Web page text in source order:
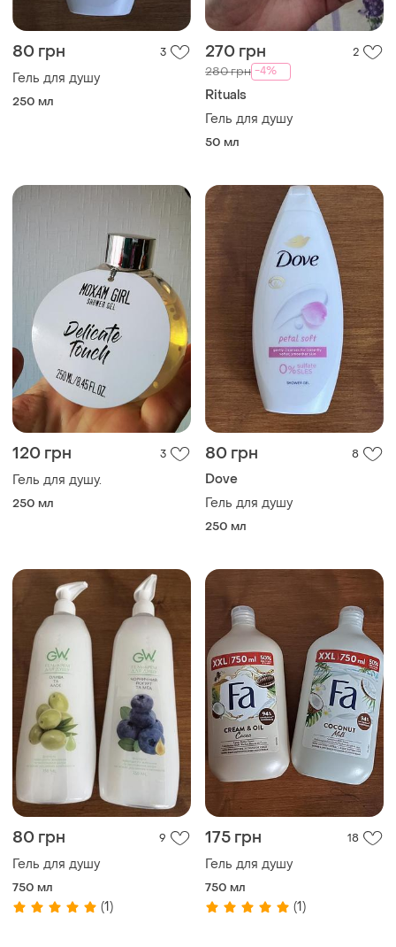
80 грн 3
Гель для душу
250 мл
270 грн 2
280 грн -4%
Rituals
Гель для душу
50 мл
120 грн 3
Гель для душу.
250 мл
80 грн 8
Dove
Гель для душу
250 мл
80 грн 9
Гель для душу
750 мл
(1)
175 грн 18
Гель для душу
750 мл
(1)